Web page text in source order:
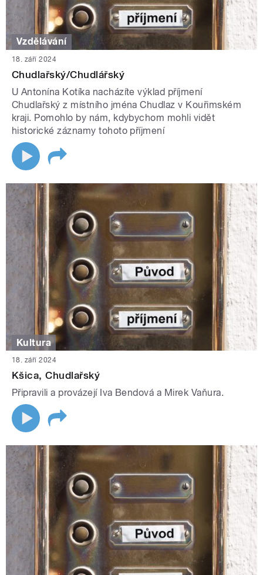
Vzdělávání
18. září 2024
Chudlařský/Chudlářský
U Antonína Kotíka nacházíte výklad příjmení
Chudlařský z místního jména Chudlaz v Kouřimském
kraji. Pomohlo by nám, kdybychom mohli vidět
historické záznamy tohoto příjmení
Kultura
18. září 2024
Kšica, Chudlařský
Připravili a provázejí Iva Bendová a Mirek Vaňura.